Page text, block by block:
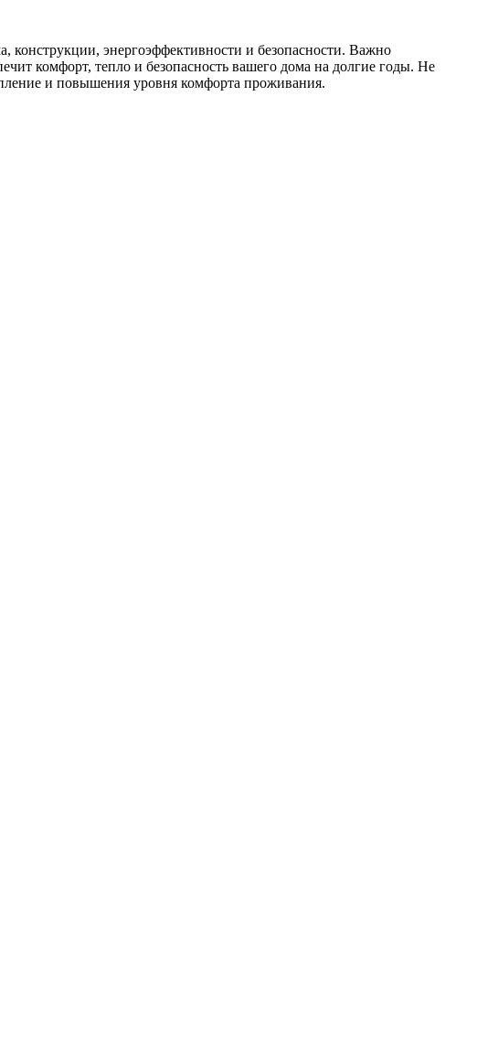
конструкции, энергоэффективности и безопасности. Важно
комфорт, тепло и безопасность вашего дома на долгие годы. Не
и повышения уровня комфорта проживания.